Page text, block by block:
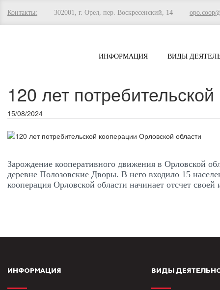
Контакты: 302001, г. Орел, пер. Воскресенский, 14
ИНФОРМАЦИЯ ВИДЫ
120 лет
15/08/2024
Зарождение кооперативного движения в Орловской
деревне Полозовские Дворы. В него входило 15
кооперация Орловской области начинает отсчет своей
ИНФОРМАЦИЯ ВИДЫ